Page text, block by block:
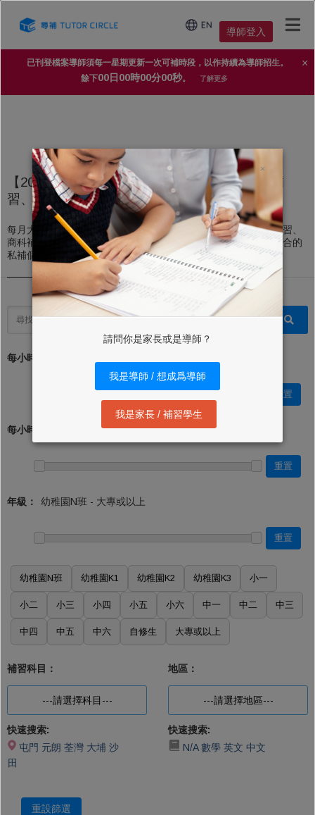
導師登入
×
已刊登檔案導師須每一星期更新一次可補時段，以作持續為導師招生。
餘下00日00時00分00秒。 了解更多
×
請問你是家長或是導師？
我是導師 / 想成爲導師
我是家長 / 補習學生
【2025年家長導師信賴 No.1 補習平台】上門補
習、私人補習個案
每月大量上門補習、私人補習個案，不論DSE文科補習、理科補習、
商科補習，還是高中、初中、小學補習，導師都能即時配對到適合的
私補個案。
每小時學費 (最低)：*
重置
每小時學費 (最高)：
重置
年級：
重置
幼稚園N班 幼稚園K1 幼稚園K2 幼稚園K3 小一
小二 小三 小四 小五 小六 中一 中二 中三
中四 中五 中六 自修生 大專或以上
補習科目： 地區：
---請選擇科目--- ---請選擇地區---
快速搜索:
屯門 元朗 荃灣 大埔 沙
田
快速搜索:
N/A 數學 英文 中文
重設篩選